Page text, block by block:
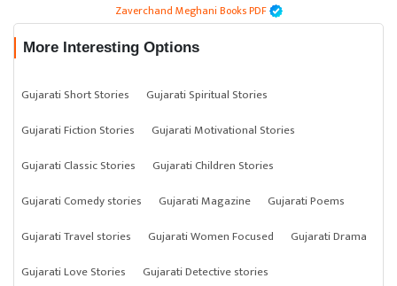
Zaverchand Meghani Books PDF
More Interesting Options
Gujarati Short Stories
Gujarati Spiritual Stories
Gujarati Fiction Stories
Gujarati Motivational Stories
Gujarati Classic Stories
Gujarati Children Stories
Gujarati Comedy stories
Gujarati Magazine
Gujarati Poems
Gujarati Travel stories
Gujarati Women Focused
Gujarati Drama
Gujarati Love Stories
Gujarati Detective stories